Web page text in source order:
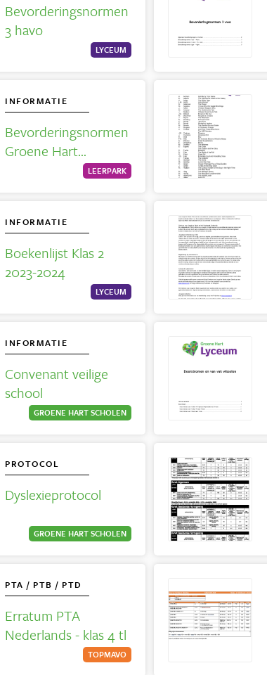
Bevorderingsnormen
3 havo
LYCEUM
INFORMATIE
Bevorderingsnormen
Groene Hart
Leerpark 2026/2027
LEERPARK
INFORMATIE
Boekenlijst Klas 2
2023-2024
LYCEUM
INFORMATIE
Convenant veilige
school
GROENE HART SCHOLEN
PROTOCOL
Dyslexieprotocol
GROENE HART SCHOLEN
PTA / PTB / PTD
Erratum PTA
Nederlands - klas 4 tl
TOPMAVO